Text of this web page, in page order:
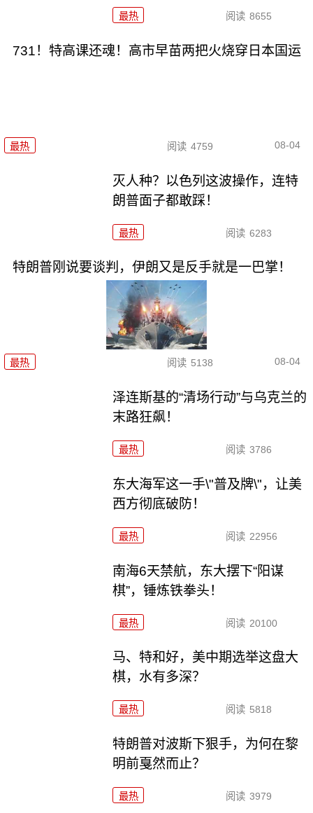
最热 阅读 8655
731！特高课还魂！高市早苗两把火烧穿日本国运
最热 阅读 4759 08-04
灭人种？以色列这波操作，连特
朗普面子都敢踩！
最热 阅读 6283
特朗普刚说要谈判，伊朗又是反手就是一巴掌！
最热 阅读 5138 08-04
泽连斯基的“清场行动”与乌克兰的
末路狂飙！
最热 阅读 3786
东大海军这一手\"普及牌\"，让美
西方彻底破防！
最热 阅读 22956
南海6天禁航，东大摆下“阳谋
棋”，锤炼铁拳头！
最热 阅读 20100
马、特和好，美中期选举这盘大
棋，水有多深？
最热 阅读 5818
特朗普对波斯下狠手，为何在黎
明前戛然而止？
最热 阅读 3979